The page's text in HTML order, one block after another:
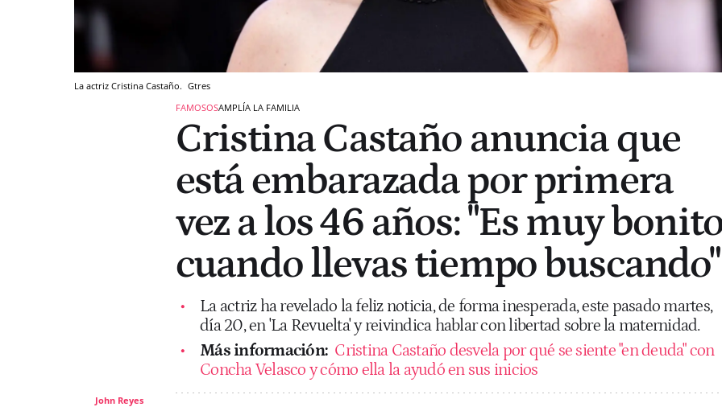
La actriz Cristina Castaño. Gtres
FAMOSOSAMPLÍA LA FAMILIA
Cristina Castaño anuncia que
está embarazada por primera
vez a los 46 años: "Es muy
cuando llevas tiempo buscando"
La actriz ha revelado la feliz noticia, de forma inesperada, este pasado martes,
día 20, en 'La Revuelta' y reivindica hablar con libertad sobre la maternidad.
Más información: Cristina Castaño desvela por qué se siente "en deuda" con
Concha Velasco y cómo ella la ayudó en sus inicios
John Reyes